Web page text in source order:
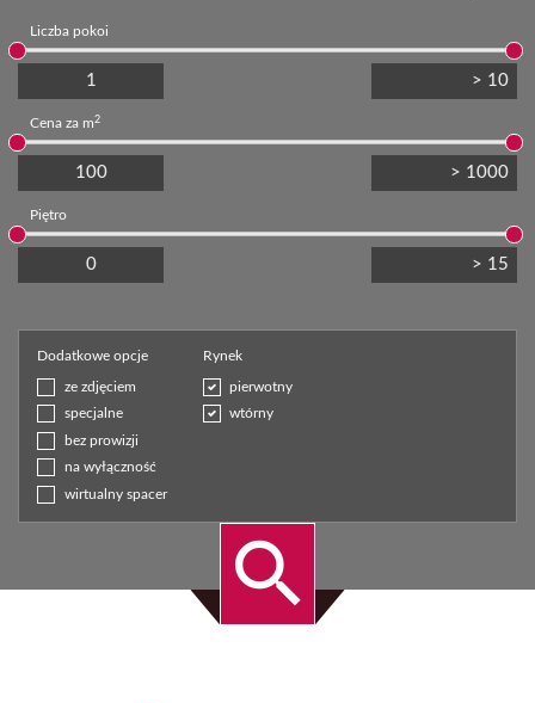
Liczba pokoi
Cena za m2
Piętro
Dodatkowe opcje
ze zdjęciem
specjalne
bez prowizji
na wyłączność
wirtualny spacer
Rynek
pierwotny
wtórny